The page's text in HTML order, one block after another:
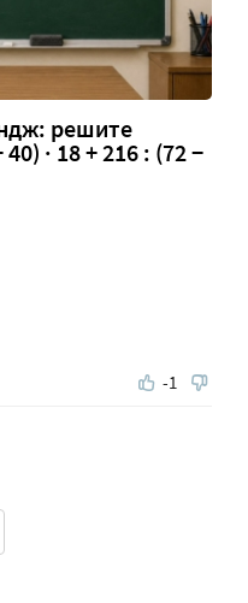
решите
· 18 + 216 : (72 −
-1